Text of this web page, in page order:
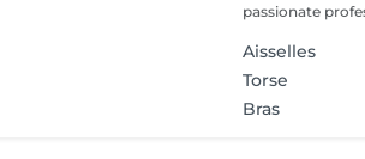
passionate
Aisselles
Torse
Bras